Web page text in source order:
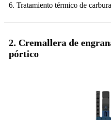
6. Tratamiento térmico de
2. Cremallera de
pórtico